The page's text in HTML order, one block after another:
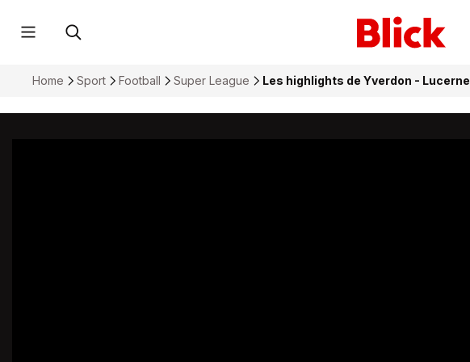
Home Sport Football Super League Les highlights de Yverdon - Lucerne